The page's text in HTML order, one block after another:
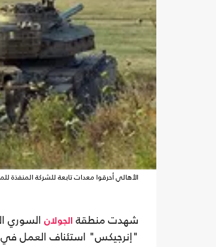
الأهالي أحرقوا معدات تابعة للشركة المنفذة
شهدت منطقة الجولان السوري
"إنرجيكس" استئناف العمل في